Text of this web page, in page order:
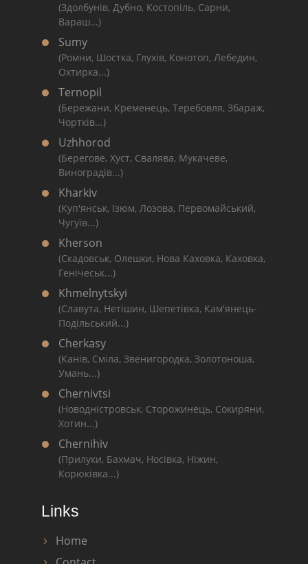
(Здолбунів, Дубно, Костопіль, Сарни,
Вараш...)
Sumy
(Ромни, Шостка, Глухів, Конотоп, Лебедин,
Охтирка...)
Ternopil
(Бережани, Кременець, Теребовля, Збараж,
Чортків...)
Uzhhorod
(Берегове, Хуст, Свалява, Мукачеве,
Виноградів...)
Kharkiv
(Куп'янськ, Ізюм, Лозова, Первомайський,
Чугуїв...)
Kherson
(Скадовськ, Олешки, Нова Каховка, Каховка,
Генічеськ...)
Khmelnytskyi
(Славута, Нетішин, Шепетівка, Кам'янець-
Подільський...)
Cherkasy
(Канів, Сміла, Звенигородка, Золотоноша,
Умань...)
Chernivtsi
(Новодністровськ, Сторожинець, Сокиряни,
Хотин...)
Chernihiv
(Прилуки, Бахмач, Носівка, Ніжин,
Корюківка...)
Links
Home